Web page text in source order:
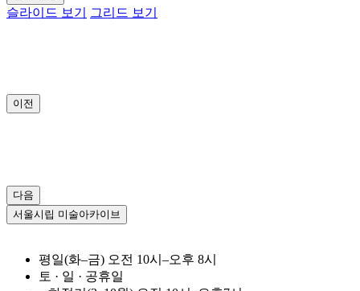
슬라이드 보기 그리드 보기
이전
다음
서울시립 미술아카이브
평일(화–금) 오전 10시–오후 8시
토 · 일 · 공휴일